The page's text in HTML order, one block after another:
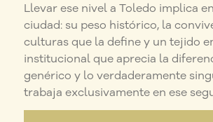
Llevar ese nivel a Toledo implica
ciudad: su peso histórico, la
culturas que la define y un tejido
institucional que aprecia la
genérico y lo verdaderamente
trabaja exclusivamente en ese